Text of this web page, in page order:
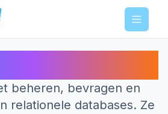
Menu
beheren, bevragen en
relationele databases. Ze